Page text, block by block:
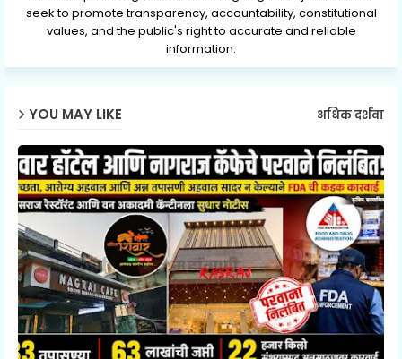
seek to promote transparency, accountability, constitutional
values, and the public's right to accurate and reliable
information.
YOU MAY LIKE अधिक दर्शवा